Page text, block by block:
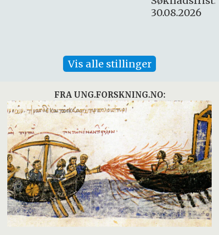
Vis alle stillinger
FRA UNG.FORSKNING.NO: